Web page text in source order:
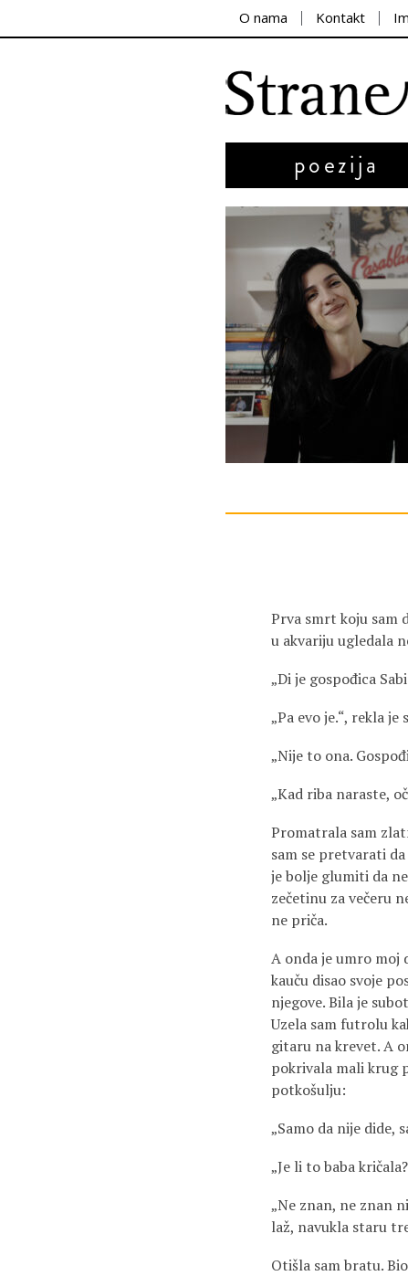
O nama Kontakt
poezija
Prva smrt koju sam
u akvariju ugledala
„Di je gospođica
„Pa evo je.“, rekla je
„Nije to ona.
„Kad riba naraste,
Promatrala sam
sam se pretvarati
je bolje glumiti da
zečetinu za večeru
ne priča.
A onda je umro moj
kauču disao svoje
njegove. Bila je
Uzela sam futrolu
gitaru na krevet. A
pokrivala mali krug
potkošulju:
„Samo da nije dide,
„Je li to baba
„Ne znan, ne znan
laž, navukla staru
Otišla sam bratu.